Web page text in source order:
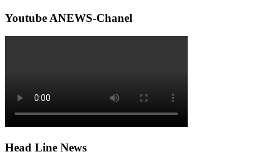
Youtube ANEWS-Chanel
Head Line News